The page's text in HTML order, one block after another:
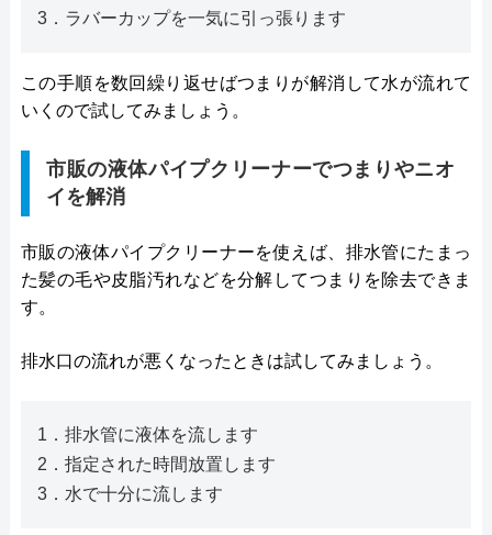
3．ラバーカップを一気に引っ張ります
この手順を数回繰り返せばつまりが解消して水が流れて
いくので試してみましょう。
市販の液体パイプクリーナーでつまりやニオ
イを解消
市販の液体パイプクリーナーを使えば、排水管にたまっ
た髪の毛や皮脂汚れなどを分解してつまりを除去できま
す。
排水口の流れが悪くなったときは試してみましょう。
1．排水管に液体を流します
2．指定された時間放置します
3．水で十分に流します